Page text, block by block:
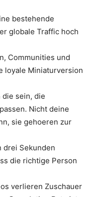
bestehende
globale Traffic hoch
Communities und
loyale Miniaturversion
die sein, die
Nicht deine
sie gehoeren zur
drei Sekunden
die richtige Person
verlieren Zuschauer